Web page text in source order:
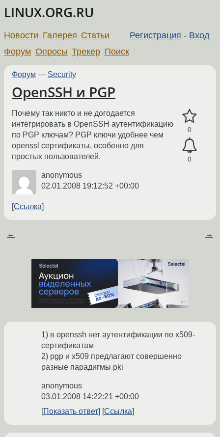
LINUX.ORG.RU
Регистрация - Вход
Новости Галерея Статьи
Форум Опросы Трекер Поиск
Форум — Security
OpenSSH и PGP
0
0
Почему так никто и не догодается
интегрировать в OpenSSH аутентификацию
по PGP ключам? PGP ключи удобнее чем
openssl сертификаты, особенно для
простых пользователей.
anonymous
02.01.2008 19:12:52 +00:00
Ссылка
← →
1) в openssh нет аутентификации по x509-
сертификатам
2) pgp и x509 предлагают совершенно
разные парадигмы pki
anonymous
03.01.2008 14:22:21 +00:00
Показать ответ
Ссылка